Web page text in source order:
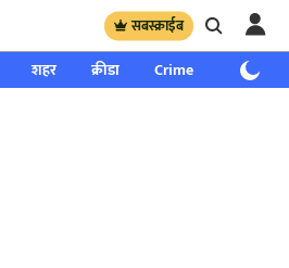
सबस्क्राईब
शहर क्रीडा Crime साप्ताहिक